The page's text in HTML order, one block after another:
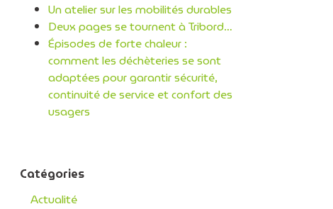
Un atelier sur les mobilités durables
Deux pages se tournent à Tribord…
Épisodes de forte chaleur :
comment les déchèteries se sont
adaptées pour garantir sécurité,
continuité de service et confort des
usagers
Catégories
Actualité